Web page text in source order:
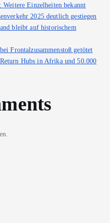
Einzelheiten bekannt
2025 deutlich gestiegen
bleibt auf historischem
Frontalzusammenstoß getötet
Hubs in Afrika und 50.000